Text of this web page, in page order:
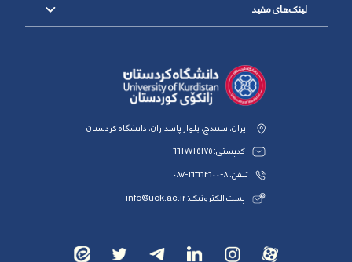
لینک‌های مفید
ایران، سنندج، بلوار پاسداران، دانشگاه کردستان
کدپستی: 6617715175
تلفن: 8-33664600-087
پست الکترونیک: info@uok.ac.ir